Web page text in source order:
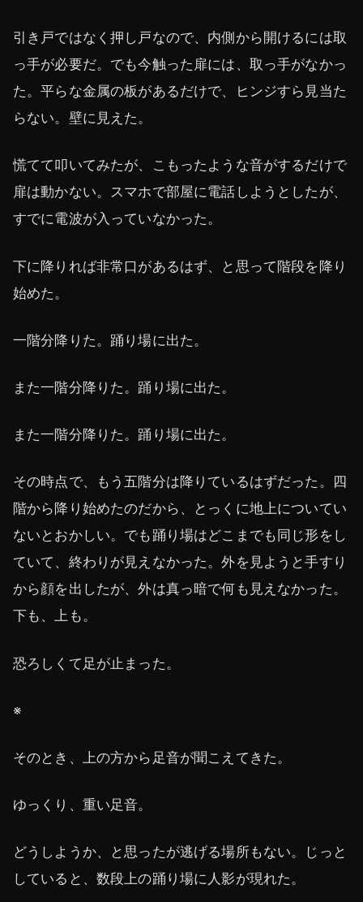
引き戸ではなく押し戸なので、内側から開けるには取
っ手が必要だ。でも今触った扉には、取っ手がなかっ
た。平らな金属の板があるだけで、ヒンジすら見当た
らない。壁に見えた。
慌てて叩いてみたが、こもったような音がするだけで
扉は動かない。スマホで部屋に電話しようとしたが、
すでに電波が入っていなかった。
下に降りれば非常口があるはず、と思って階段を降り
始めた。
一階分降りた。踊り場に出た。
また一階分降りた。踊り場に出た。
また一階分降りた。踊り場に出た。
その時点で、もう五階分は降りているはずだった。四
階から降り始めたのだから、とっくに地上についてい
ないとおかしい。でも踊り場はどこまでも同じ形をし
ていて、終わりが見えなかった。外を見ようと手すり
から顔を出したが、外は真っ暗で何も見えなかった。
下も、上も。
恐ろしくて足が止まった。
※
そのとき、上の方から足音が聞こえてきた。
ゆっくり、重い足音。
どうしようか、と思ったが逃げる場所もない。じっと
していると、数段上の踊り場に人影が現れた。